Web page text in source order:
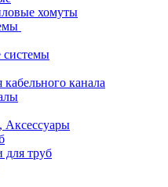
хомуты
системы
канала
Аксессуары
для труб